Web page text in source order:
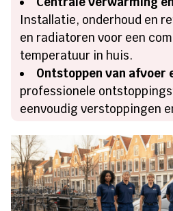
Installatie, onderhoud en
en radiatoren voor een
temperatuur in huis.
Ontstoppen van afvoer
professionele
eenvoudig verstoppingen